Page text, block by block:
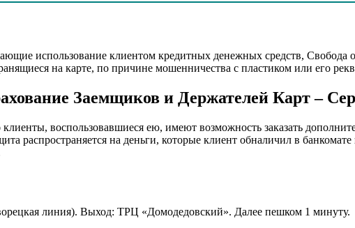
использование клиентом кредитных денежных средств, Свобода
на карте, по причине мошенничества с пластиком или его
Заемщиков и Держателей Карт –
воспользовавшиеся ею, имеют возможность заказать
распространяется на деньги, которые клиент обналичил в
линия). Выход: ТРЦ «Домодедовский». Далее пешком 1 минуту.